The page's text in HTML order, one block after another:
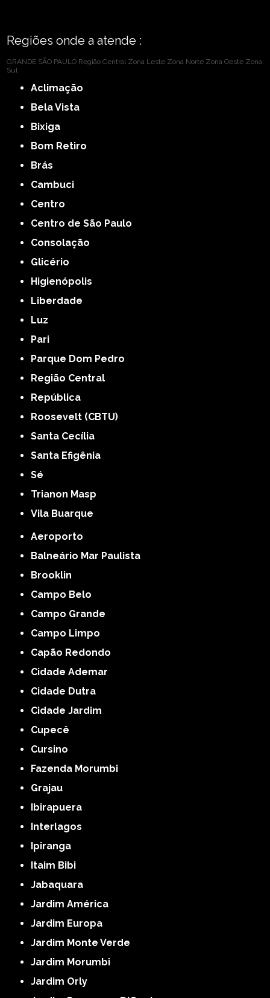
Regiões onde a atende :
GRANDE SÃO PAULO Região Central Zona Leste Zona Norte Zona Oeste Zona
Sul
Aclimação
Bela Vista
Bixiga
Bom Retiro
Brás
Cambuci
Centro
Centro de São Paulo
Consolação
Glicério
Higienópolis
Liberdade
Luz
Pari
Parque Dom Pedro
Região Central
República
Roosevelt (CBTU)
Santa Cecília
Santa Efigênia
Sé
Trianon Masp
Vila Buarque
Aeroporto
Balneário Mar Paulista
Brooklin
Campo Belo
Campo Grande
Campo Limpo
Capão Redondo
Cidade Ademar
Cidade Dutra
Cidade Jardim
Cupecê
Cursino
Fazenda Morumbi
Grajau
Ibirapuera
Interlagos
Ipiranga
Itaim Bibi
Jabaquara
Jardim América
Jardim Europa
Jardim Monte Verde
Jardim Morumbi
Jardim Orly